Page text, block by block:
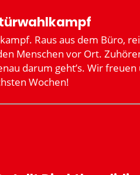
Raus aus dem Büro,
Menschen vor Ort.
darum geht’s. Wir freuen
Wochen!